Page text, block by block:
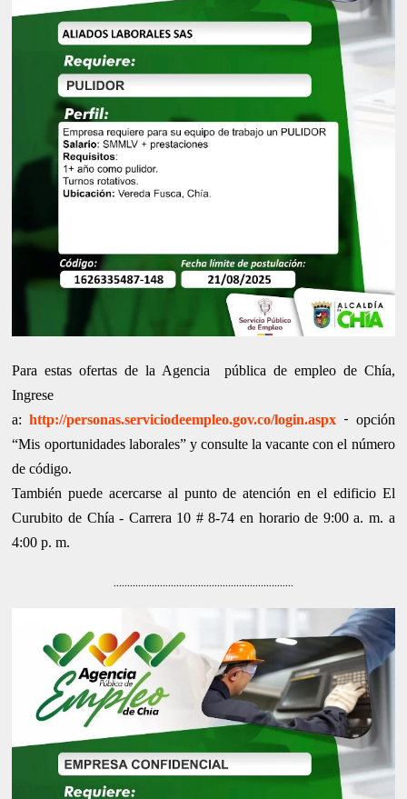
Para estas ofertas de la Agencia pública de empleo de Chía,
Ingrese
a:http://personas.serviciodeempleo.gov.co/login.aspx - opción
“Mis oportunidades laborales” y consulte la vacante con el número
de código.
También puede acercarse al punto de atención en el edificio El
Curubito de Chía - Carrera 10 # 8-74 en horario de 9:00 a. m. a
4:00 p. m.
..................................................................